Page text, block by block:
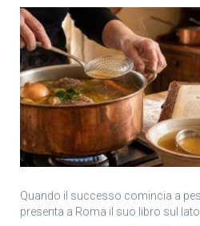
Quando il successo comincia a
presenta a Roma il suo libro sul lato